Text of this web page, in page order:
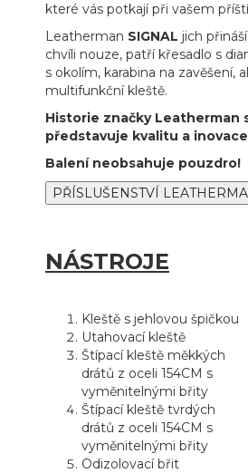
které vás potkají při vašem
Leatherman SIGNAL jich
chvíli nouze, patří křesadlo s
s okolím, karabina na zavěšení,
multifunkční kleště.
Historie značky Leatherman
představuje kvalitu a
Balení neobsahuje pouzdro!
NÁSTROJE
Kleště s jehlovou špičkou
Utahovací kleště
Štípací kleště měkkých
drátů z oceli 154CM s
vyměnitelnými břity
Štípací kleště tvrdých
drátů z oceli 154CM s
vyměnitelnými břity
Odizolovací břit